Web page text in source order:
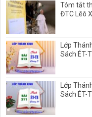
Tóm tắt
ĐTC Lêô
Lớp
Sách ÉT-
Lớp
Sách ÉT-